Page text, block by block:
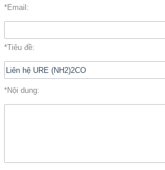
*Email:
*Tiêu đề:
*Nội dung:
Twitter
YouTube
LIÊN HỆ